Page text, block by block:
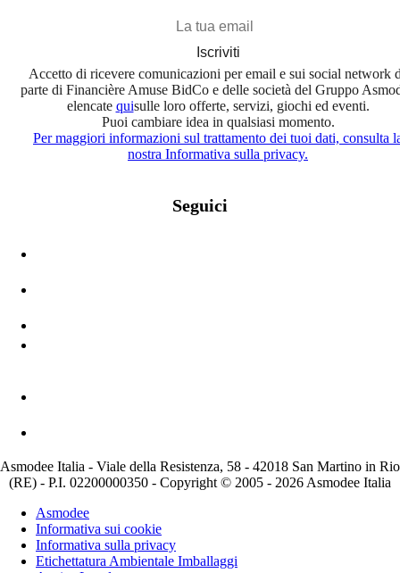
Iscriviti
Accetto di ricevere comunicazioni per email e sui social network
parte di Financière Amuse BidCo e delle società del Gruppo
elencate quisulle loro offerte, servizi, giochi ed eventi.
Puoi cambiare idea in qualsiasi momento.
Per maggiori informazioni sul trattamento dei tuoi dati, consulta
nostra Informativa sulla privacy.
Seguici
Asmodee Italia - Viale della Resistenza, 58 - 42018 San Martino in Rio
(RE) - P.I. 02200000350 - Copyright © 2005 - 2026 Asmodee Italia
Asmodee
Informativa sui cookie
Informativa sulla privacy
Etichettatura Ambientale Imballaggi